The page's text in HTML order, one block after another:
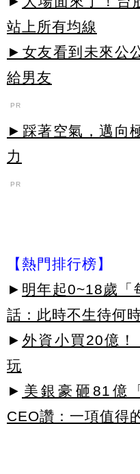
站上所有均線
►女友看到未來公
給男友
PR
►踩著空氣，邁向
力
PR
【熱門排行榜】
► 明年起0~18歲「
話：此時不生待何
► 外資小買20億
玩
► 美銀豪砸81億
CEO讚：一項值得